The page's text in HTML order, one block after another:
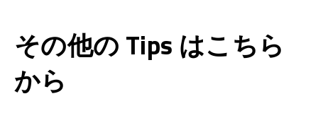
その他の Tips はこちら
から